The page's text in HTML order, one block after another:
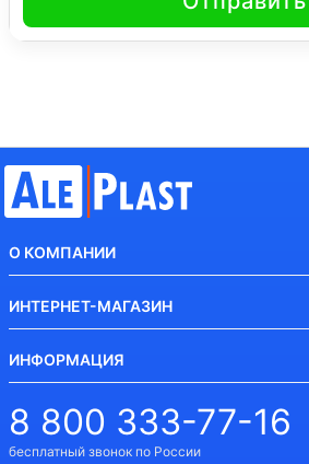
О КОМПАНИИ
ИНТЕРНЕТ-МАГАЗИН
ИНФОРМАЦИЯ
8 800 333-77-16
бесплатный звонок по России